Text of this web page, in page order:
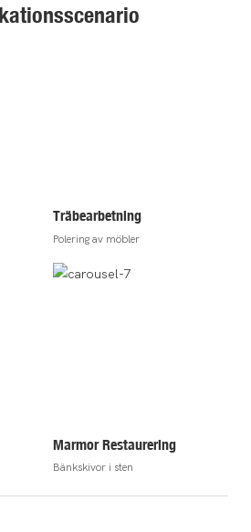
Träbearbetning
Polering av möbler
Marmor Restaurering
Bänkskivor i sten